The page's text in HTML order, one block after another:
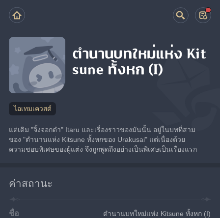
ตำนานบทใหม่แห่ง Kit
sune ทั้งหก (I)
ไอเทมเควสต์
แต่เดิม "จิ้งจอกดำ" Itaru และเรื่องราวของมันนั้น อยู่ในบทที่สาม
ของ "ตำนานแห่ง Kitsune ทั้งหกของ Urakusai" แต่เนื่องด้วย
ความชอบพิเศษของผู้แต่ง จึงถูกพูดถึงอย่างเป็นพิเศษเป็นเรื่องแรก
ค่าสถานะ
ชื่อ ตำนานบทใหม่แห่ง Kitsune ทั้งหก (I)